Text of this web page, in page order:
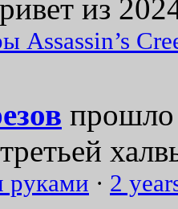
из
Assassin’s
прошло
руками · 2